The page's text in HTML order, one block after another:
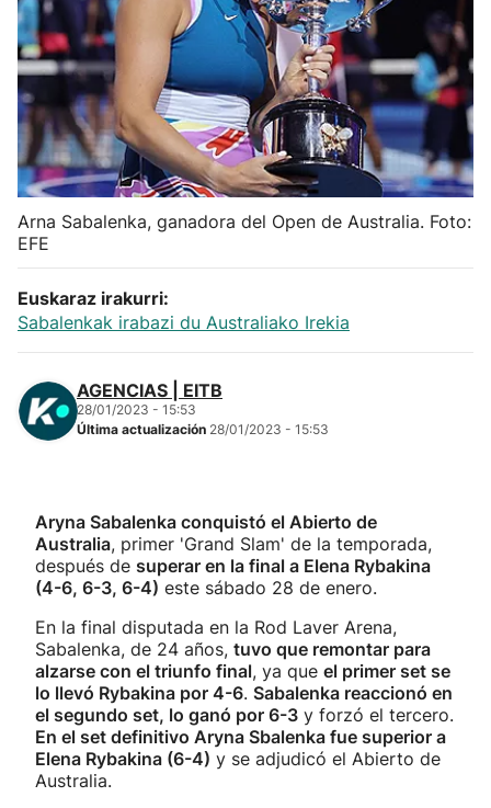
Herri-kirolak
Balonmano
Kirolak 360
Atletismo
Carreras de montaña
Más deportes
Arna Sabalenka, ganadora del Open de Australia. Foto:
EFE
Euskaraz irakurri:
Sabalenkak irabazi du Australiako Irekia
AGENCIAS | EITB
28/01/2023 - 15:53
Última actualización 28/01/2023 - 15:53
Aryna Sabalenka conquistó el Abierto de
Australia, primer 'Grand Slam' de la temporada,
después de superar en la final a Elena Rybakina
(4-6, 6-3, 6-4) este sábado 28 de enero.
En la final disputada en la Rod Laver Arena,
Sabalenka, de 24 años, tuvo que remontar para
alzarse con el triunfo final, ya que el primer set se
lo llevó Rybakina por 4-6. Sabalenka reaccionó en
el segundo set, lo ganó por 6-3 y forzó el tercero.
En el set definitivo Aryna Sbalenka fue superior a
Elena Rybakina (6-4) y se adjudicó el Abierto de
Australia.